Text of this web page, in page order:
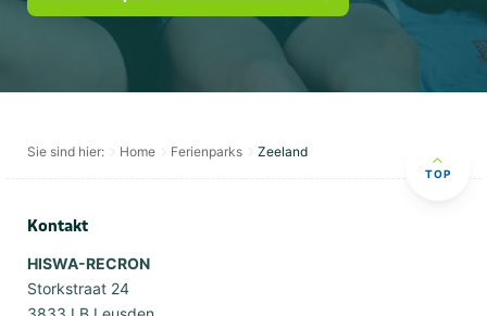
Sie sind hier: Home Ferienparks Zeeland
TOP
Kontakt
HISWA-RECRON
Storkstraat 24